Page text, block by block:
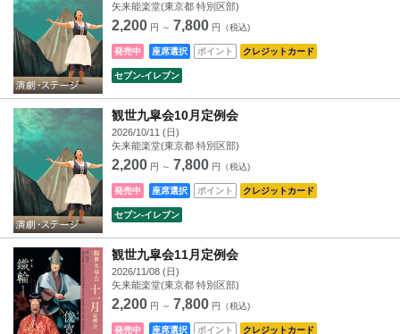
矢来能楽堂(東京都 特別区部)
2,200 円 ～ 7,800 円（税込)
発売中 座席選択 ポイント クレジットカード
セブン‐イレブン
観世九皐会10月定例会
2026/10/11 (日)
矢来能楽堂(東京都 特別区部)
2,200 円 ～ 7,800 円（税込)
発売中 座席選択 ポイント クレジットカード
セブン‐イレブン
観世九皐会11月定例会
2026/11/08 (日)
矢来能楽堂(東京都 特別区部)
2,200 円 ～ 7,800 円（税込)
発売中 座席選択 ポイント クレジットカード